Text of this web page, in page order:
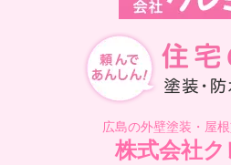
広島の外壁塗装・屋
株式会社